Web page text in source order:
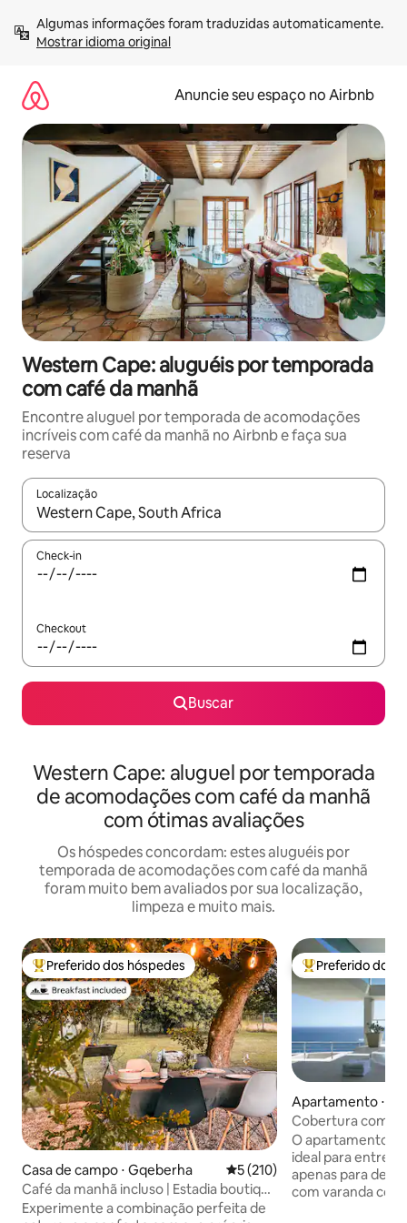
para
Mostrar idioma original
Anuncie seu espaço no Airbnb
Western Cape: aluguéis por temporada
com café da manhã
Encontre aluguel por temporada de acomodações
incríveis com café da manhã no Airbnb e faça sua
reserva
Localização
Quando os resultados estiverem disponíveis, explore-os
Check-in
Checkout
Buscar
Western Cape: aluguel por temporada
de acomodações com café da manhã
com ótimas avaliações
Os hóspedes concordam: estes aluguéis por
temporada de acomodações com café da manhã
foram muito bem avaliados por sua localização,
limpeza e muito mais.
Entre os melhores preferidos dos hóspedes
Preferido dos hóspedes
Casa de campo ⋅ Gqeberha 5 de uma avaliação média de
5 (210)
Café da manhã incluso | Estadia boutique
no campo perto da praia
Experimente a combinação perfeita de
Entre os
Preferido dos
Apartamento ⋅
abo
Cobertura com
O apartamento
ideal para
apenas para
com varanda com